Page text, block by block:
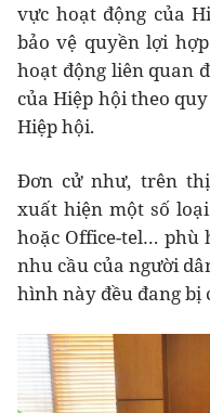
vực hoạt động của
bảo vệ quyền lợi
hoạt động liên quan
của Hiệp hội theo
Hiệp hội.
Đơn cử như, trên
xuất hiện một số
hoặc Office-tel… phù
nhu cầu của người
hình này đều đang bị